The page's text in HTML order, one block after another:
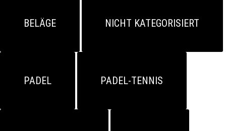
BELÄGE NICHT KATEGORISIERT
PADEL PADEL-TENNIS